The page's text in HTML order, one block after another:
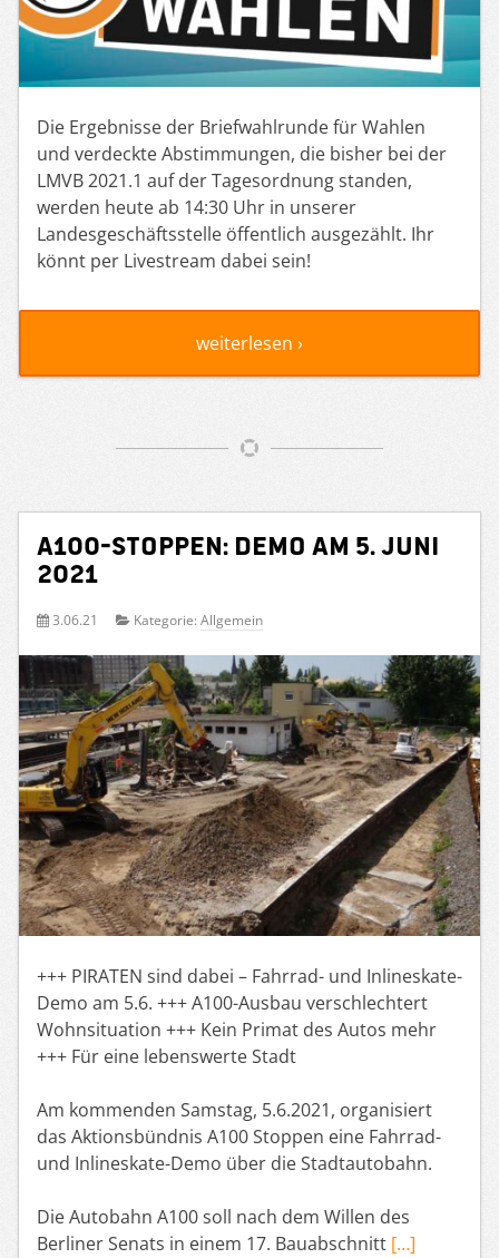
Die Ergebnisse der Briefwahlrunde für Wahlen
und verdeckte Abstimmungen, die bisher bei der
LMVB 2021.1 auf der Tagesordnung standen,
werden heute ab 14:30 Uhr in unserer
Landesgeschäftsstelle öffentlich ausgezählt. Ihr
könnt per Livestream dabei sein!
weiterlesen ›
A100-Stoppen: Demo am 5. Juni
2021
3.06.21 Kategorie: Allgemein
+++ PIRATEN sind dabei – Fahrrad- und Inlineskate-
Demo am 5.6. +++ A100-Ausbau verschlechtert
Wohnsituation +++ Kein Primat des Autos mehr
+++ Für eine lebenswerte Stadt
Am kommenden Samstag, 5.6.2021, organisiert
das Aktionsbündnis A100 Stoppen eine Fahrrad-
und Inlineskate-Demo über die Stadtautobahn.
Die Autobahn A100 soll nach dem Willen des
Berliner Senats in einem 17. Bauabschnitt […]